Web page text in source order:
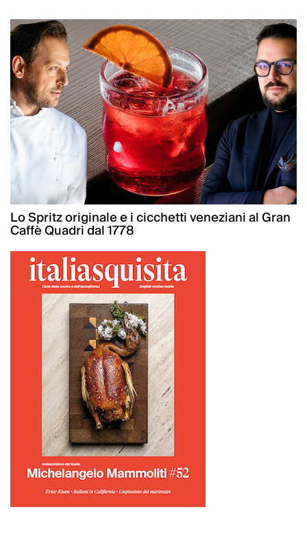
Lo Spritz originale e i cicchetti veneziani al Gran
Caffè Quadri dal 1778